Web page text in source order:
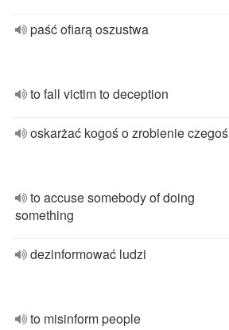
paść ofiarą oszustwa
to fall victim to deception
oskarżać kogoś o zrobienie czegoś
to accuse somebody of doing
something
dezinformować ludzi
to misinform people